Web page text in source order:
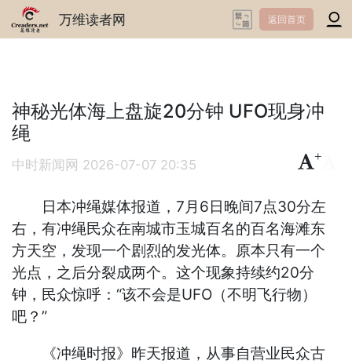
万维读者网 返回首页
神秘光体海上盘旋20分钟 UFO现身冲
绳
中时新闻网 2026-07-07 20:35
+
日本冲绳媒体报道，7月6日晚间7点30分左
右，有冲绳民众在南城市玉城百名的百名海滩东
方天空，发现一个剧烈的发光体。原本只有一个
光点，之后分裂成两个。这个现象持续约20分
钟，民众惊呼：“该不会是UFO（不明飞行物）
吧？”
《冲绳时报》昨天报道，从事自营业民众古